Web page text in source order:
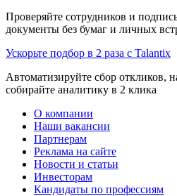
Проверяйте сотрудников и
документы без бумаг и личных
Ускорьте подбор в 2 раза с Talantix
Автоматизируйте сбор откликов,
собирайте аналитику в 2 клика
О компании
Наши вакансии
Партнерам
Реклама на сайте
Новости и статьи
Инвесторам
Кандидаты по профессиям